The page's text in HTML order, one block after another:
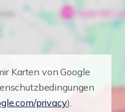
Karten von Google
privacy).